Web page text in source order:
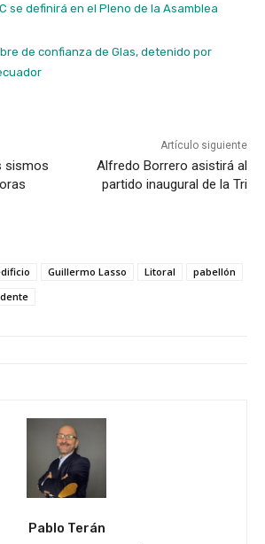
se definirá en el Pleno de la Asamblea
de confianza de Glas, detenido por
sismos
Artículo siguiente
Alfredo Borrero asistirá al
partido inaugural de la Tri
Guillermo Lasso Litoral
pabellón
Pablo Terán